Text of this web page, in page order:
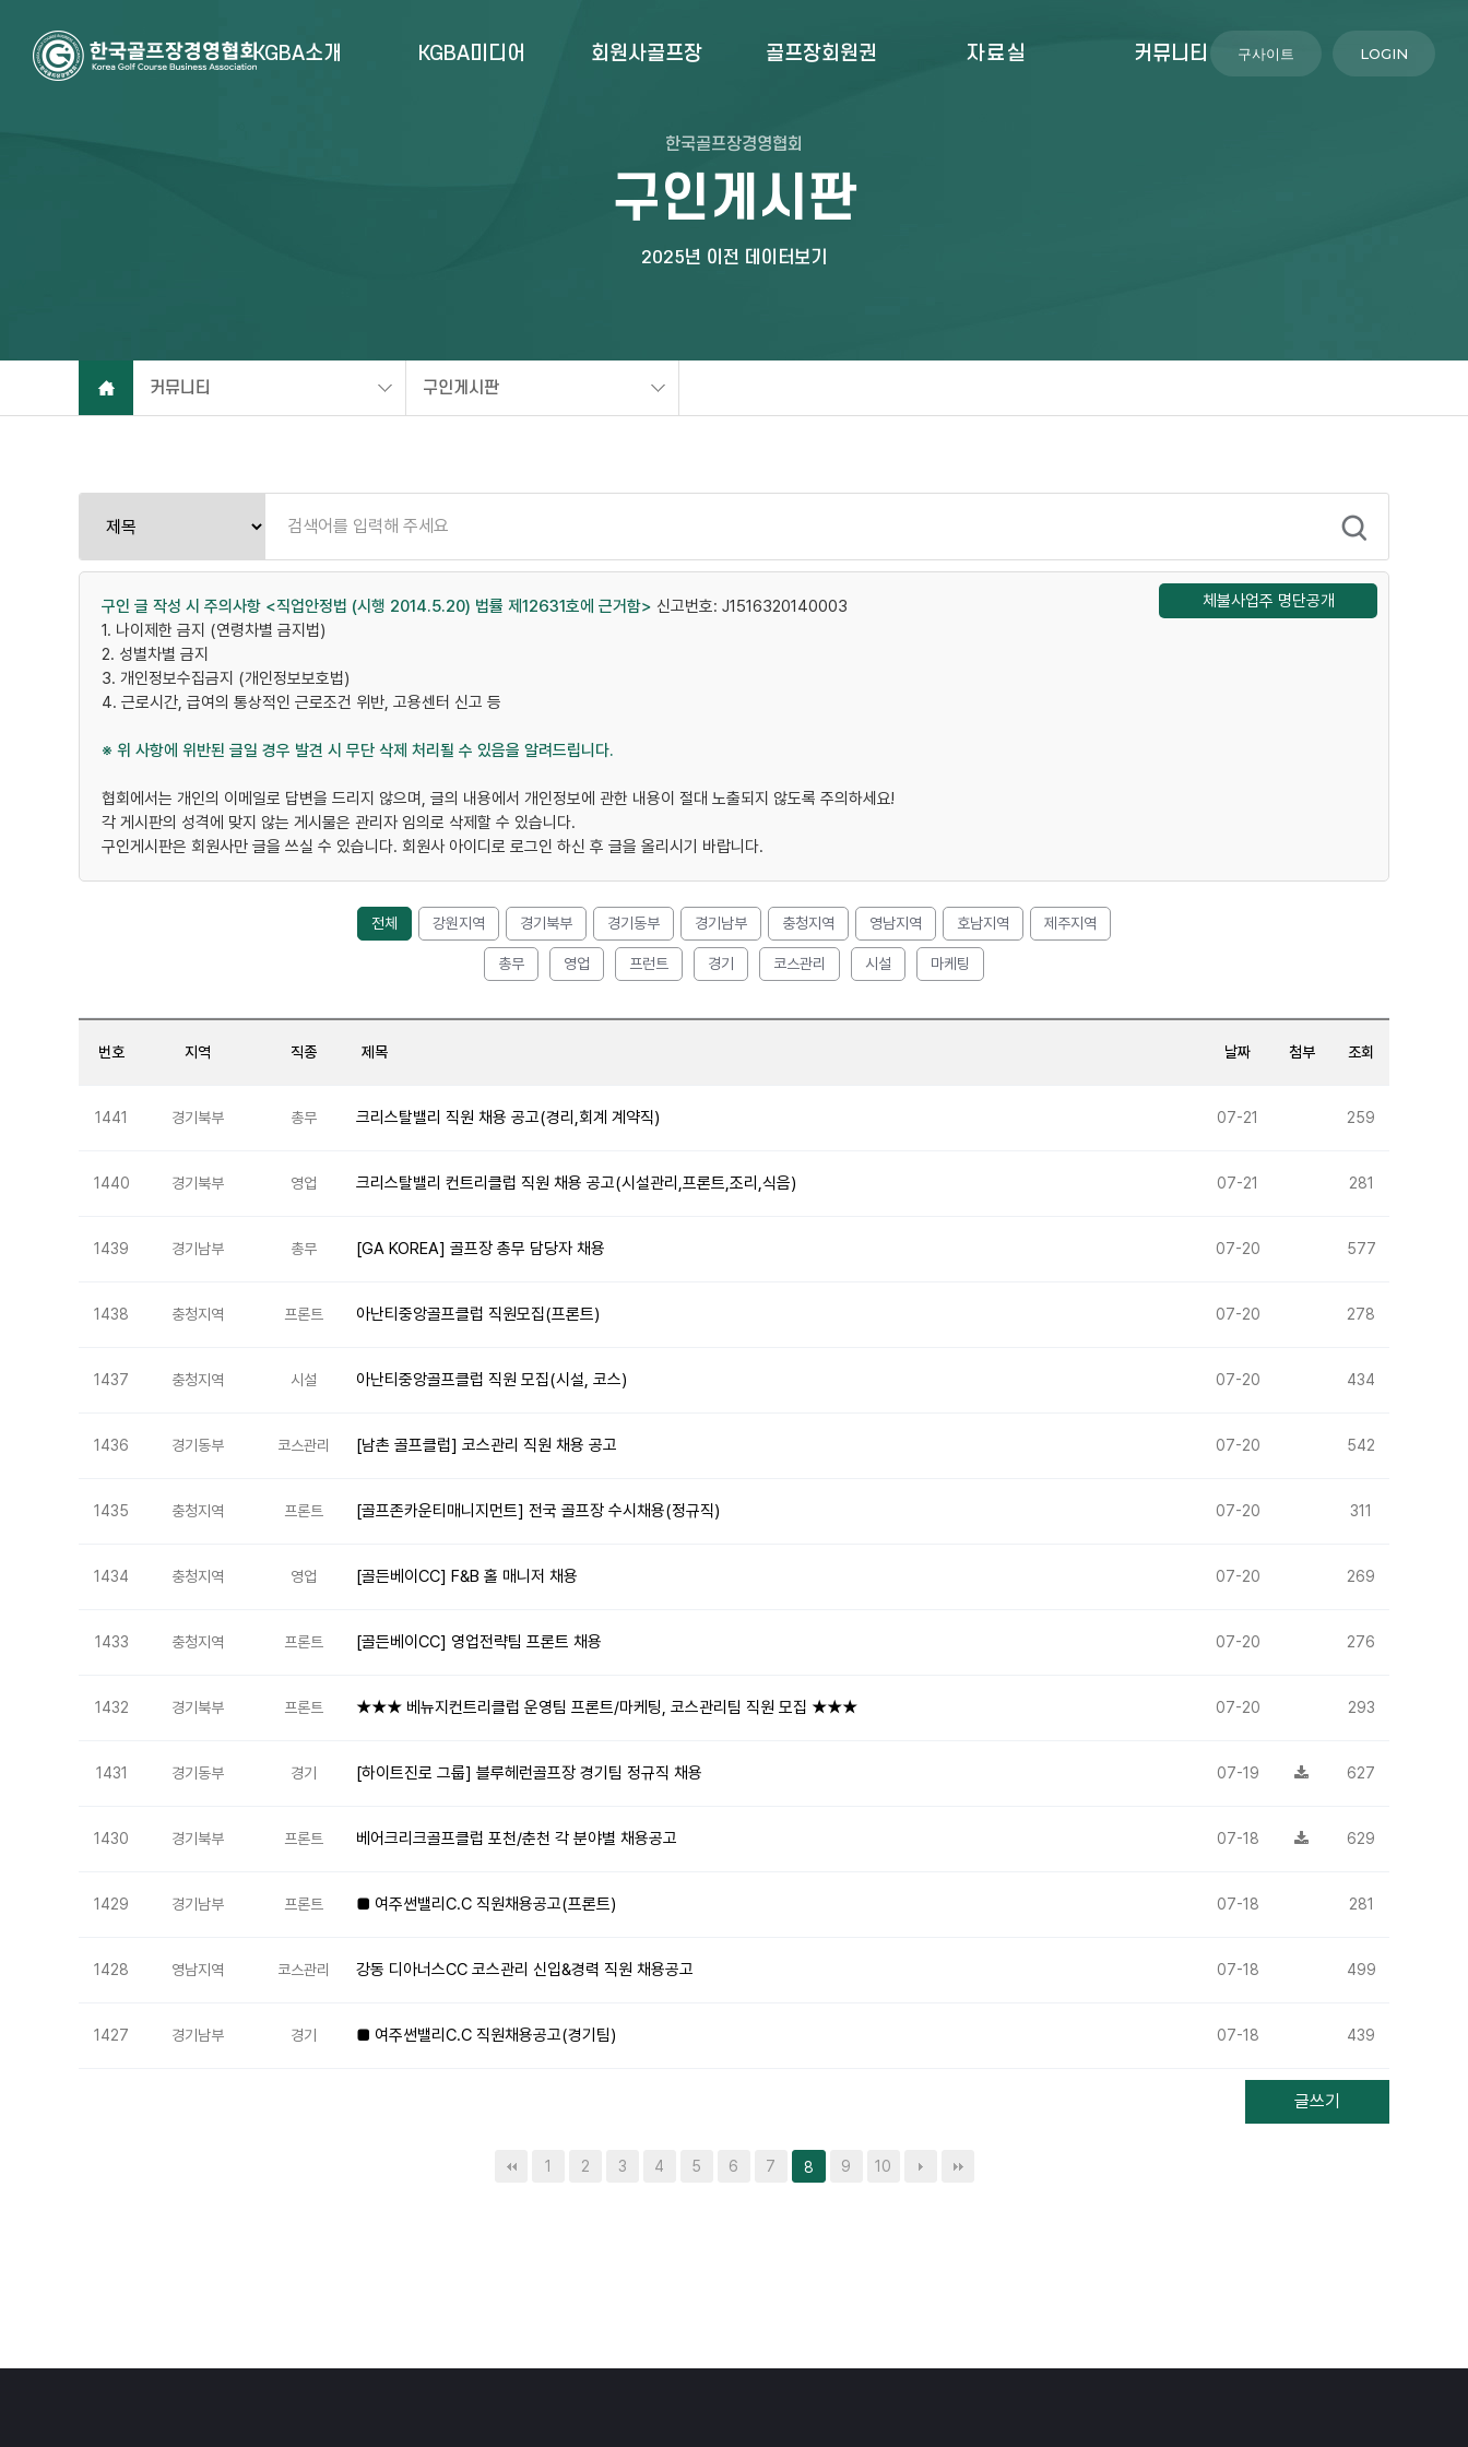
KGBA소개 KGBA미디어 회원사골프장 골프장회원권 자료실 커뮤니티 LOGIN
구사이트
한국골프장경영협회
구인게시판
2025년 이전 데이터보기
커뮤니티 구인게시판
구인 글 작성 시 주의사항 <직업안정법 (시행 2014.5.20) 법률 제12631호에 근거함> 신고번호: J1516320140003
1. 나이제한 금지 (연령차별 금지법)
2. 성별차별 금지
3. 개인정보수집금지 (개인정보보호법)
4. 근로시간, 급여의 통상적인 근로조건 위반, 고용센터 신고 등
※ 위 사항에 위반된 글일 경우 발견 시 무단 삭제 처리될 수 있음을 알려드립니다.
체불사업주 명단공개
협회에서는 개인의 이메일로 답변을 드리지 않으며, 글의 내용에서 개인정보에 관한 내용이 절대 노출되지 않도록 주의하세요!
각 게시판의 성격에 맞지 않는 게시물은 관리자 임의로 삭제할 수 있습니다.
구인게시판은 회원사만 글을 쓰실 수 있습니다. 회원사 아이디로 로그인 하신 후 글을 올리시기 바랍니다.
전체 강원지역 경기북부 경기동부 경기남부 충청지역 영남지역 호남지역 제주지역
총무 영업 프런트 경기 코스관리 시설 마케팅
번호 지역 직종 제목 날짜 첨부 조회
1441 경기북부 총무 크리스탈밸리 직원 채용 공고(경리,회계 계약직) 07-21 259
1440 경기북부 영업 크리스탈밸리 컨트리클럽 직원 채용 공고(시설관리,프론트,조리,식음) 07-21 281
1439 경기남부 총무 [GA KOREA] 골프장 총무 담당자 채용 07-20 577
1438 충청지역 프론트 아난티중앙골프클럽 직원모집(프론트) 07-20 278
1437 충청지역 시설 아난티중앙골프클럽 직원 모집(시설, 코스) 07-20 434
1436 경기동부 코스관리 [남촌 골프클럽] 코스관리 직원 채용 공고 07-20 542
1435 충청지역 프론트 [골프존카운티매니지먼트] 전국 골프장 수시채용(정규직) 07-20 311
1434 충청지역 영업 [골든베이CC] F&B 홀 매니저 채용 07-20 269
1433 충청지역 프론트 [골든베이CC] 영업전략팀 프론트 채용 07-20 276
1432 경기북부 프론트 ★★★ 베뉴지컨트리클럽 운영팀 프론트/마케팅, 코스관리팀 직원 모집 ★★★ 07-20 293
1431 경기동부 경기 [하이트진로 그룹] 블루헤런골프장 경기팀 정규직 채용 07-19 627
1430 경기북부 프론트 베어크리크골프클럽 포천/춘천 각 분야별 채용공고 07-18 629
1429 경기남부 프론트 ■ 여주썬밸리C.C 직원채용공고(프론트) 07-18 281
1428 영남지역 코스관리 강동 디아너스CC 코스관리 신입&경력 직원 채용공고 07-18 499
1427 경기남부 경기 ■ 여주썬밸리C.C 직원채용공고(경기팀) 07-18 439
글쓰기
1 2 3 4 5 6 7 8 9 10